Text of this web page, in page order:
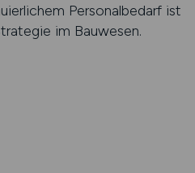
Personalbedarf ist
im Bauwesen.